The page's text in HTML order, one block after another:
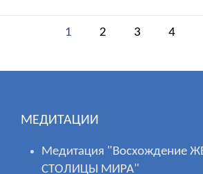
1 2 3 4
МЕДИТАЦИИ
Медитация "Восхождение
СТОЛИЦЫ МИРА"